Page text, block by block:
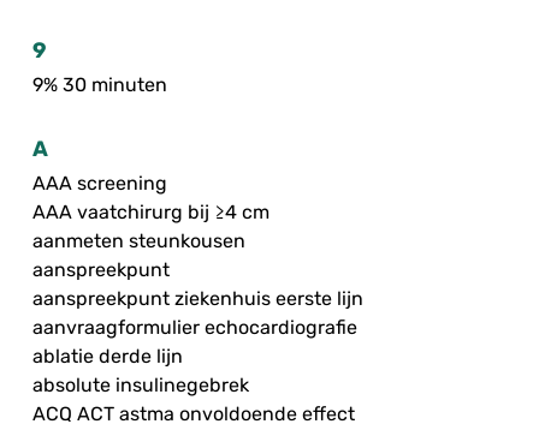
9
9% 30 minuten
A
AAA screening
AAA vaatchirurg bij ≥4 cm
aanmeten steunkousen
aanspreekpunt
aanspreekpunt ziekenhuis eerste lijn
aanvraagformulier echocardiografie
ablatie derde lijn
absolute insulinegebrek
ACQ ACT astma onvoldoende effect